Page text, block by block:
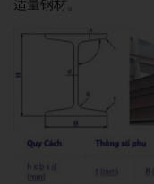
适量钢材。